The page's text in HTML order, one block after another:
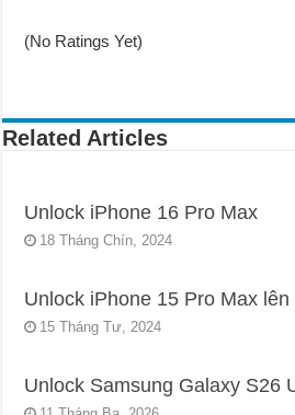
(No Ratings Yet)
Related Articles
Unlock iPhone 16 Pro Max
18 Tháng Chín, 2024
Unlock iPhone 15 Pro Max
15 Tháng Tư, 2024
Unlock Samsung Galaxy S26